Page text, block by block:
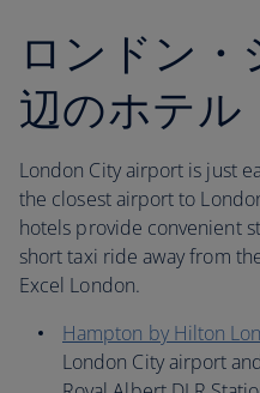
ロンドン・
辺のホテル
London City airport is just
the closest airport to
hotels provide convenient
short taxi ride away from
Excel London.
Hampton by Hilton
London City airport